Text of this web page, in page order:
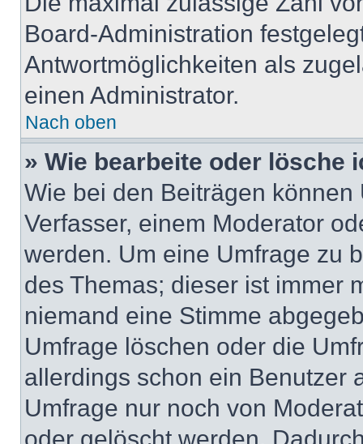
Board-Administration
Antwortmöglichkeiten als
einen Administrator.
Nach oben
» Wie bearbeite oder lösche
Wie bei den Beiträgen
Verfasser, einem Moderator
werden. Um eine Umfrage zu
des Themas; dieser ist immer
niemand eine Stimme
Umfrage löschen oder die
allerdings schon ein Benutzer
Umfrage nur noch von